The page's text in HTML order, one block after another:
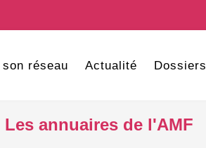
réseau Actualité Dossiers
Les annuaires de l'AMF